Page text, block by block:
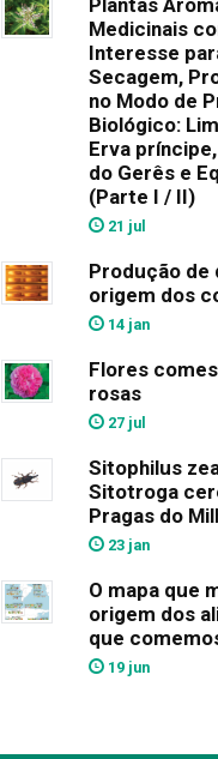
Plantas
Medicinais
Interesse
Secagem,
no Modo de
Biológico:
Erva
do Gerês e
(Parte I / II)
21 jul
Produção de
origem dos
14 jan
Flores
rosas
27 jul
Sitophilus
Sitotroga
Pragas do
23 jan
O mapa que
origem dos
que
19 jun